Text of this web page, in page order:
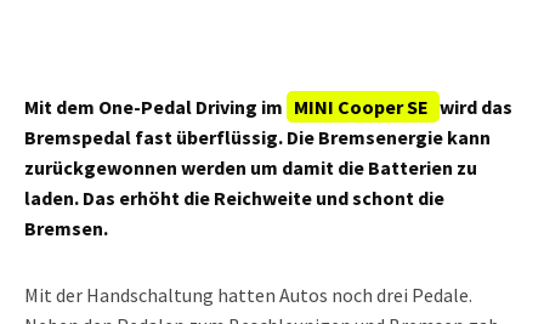
Mit dem One-Pedal Driving im MINI Cooper SE wird das
Bremspedal fast überflüssig. Die Bremsenergie kann
zurückgewonnen werden um damit die Batterien zu
laden. Das erhöht die Reichweite und schont die
Bremsen.
Mit der Handschaltung hatten Autos noch drei Pedale.